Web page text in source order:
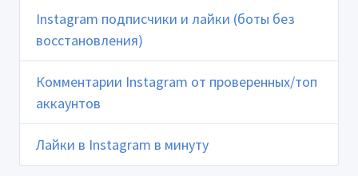
Instagram подписчики и лайки (боты без
восстановления)
Комментарии Instagram от проверенных/топ
аккаунтов
Лайки в Instagram в минуту